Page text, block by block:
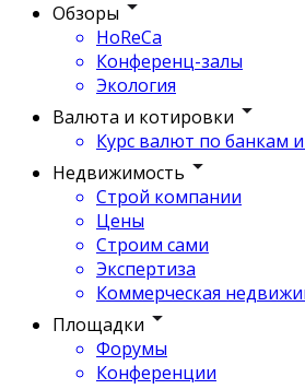
Обзоры
HoReCa
Конференц-залы
Экология
Валюта и котировки
Курс валют по банкам
Недвижимость
Строй компании
Цены
Строим сами
Экспертиза
Коммерческая
Площадки
Форумы
Конференции